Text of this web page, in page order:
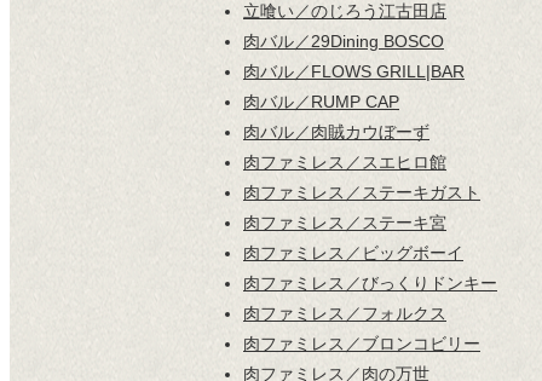
立喰い／のじろう江古田店
肉バル／29Dining BOSCO
肉バル／FLOWS GRILL|BAR
肉バル／RUMP CAP
肉バル／肉賊カウぼーず
肉ファミレス／スエヒロ館
肉ファミレス／ステーキガスト
肉ファミレス／ステーキ宮
肉ファミレス／ビッグボーイ
肉ファミレス／びっくりドンキー
肉ファミレス／フォルクス
肉ファミレス／ブロンコビリー
肉ファミレス／肉の万世